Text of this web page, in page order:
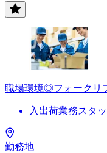
職場環境◎フォークリ
入出荷業務スタ
勤務地